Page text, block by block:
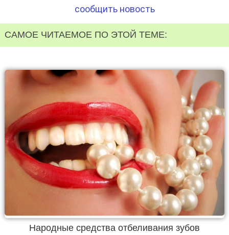
сообщить новость
САМОЕ ЧИТАЕМОЕ ПО ЭТОЙ ТЕМЕ:
Народные средства отбеливания зубов